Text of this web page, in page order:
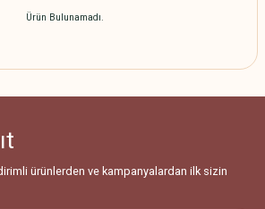
Ürün Bulunamadı.
ürünlerden ve kampanyalardan ilk sizin